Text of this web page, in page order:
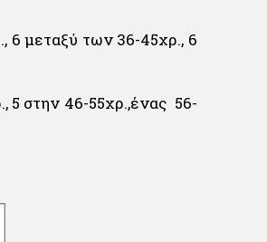
6 μεταξύ των 36-45χρ., 6
5 στην 46-55χρ.,ένας 56-